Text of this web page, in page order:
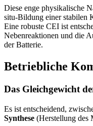
Diese enge physikalische
situ-Bildung einer stabilen
Eine robuste CEI ist
Nebenreaktionen und die
der Batterie.
Betriebliche
Das Gleichgewicht
Es ist entscheidend,
Synthese (Herstellung des